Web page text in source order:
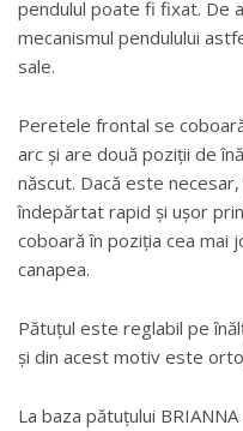
pendulul poate fi fixat. De
mecanismul pendulului
sale.
Peretele frontal se
arc și are două poziții de
născut. Dacă este
îndepărtat rapid și ușor
coboară în poziția cea mai
canapea.
Pătuțul este reglabil pe
și din acest motiv este
La baza pătuțului